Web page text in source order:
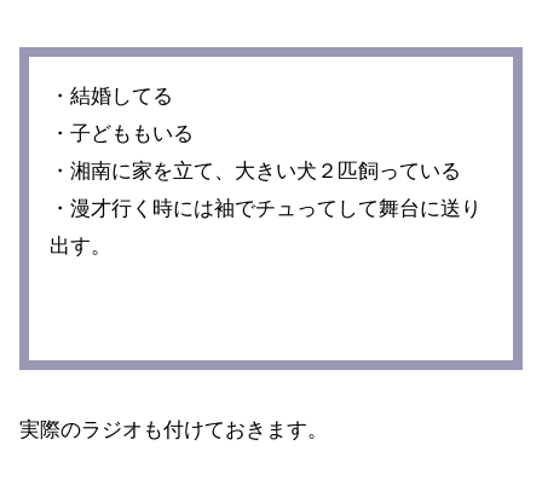
・結婚してる
・子どももいる
・湘南に家を立て、大きい犬２匹飼っている
・漫才行く時には袖でチュってして舞台に送り
出す。
実際のラジオも付けておきます。